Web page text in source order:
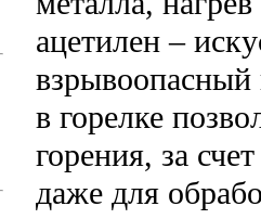
ацетилен –
в горелке
горения, за
даже для